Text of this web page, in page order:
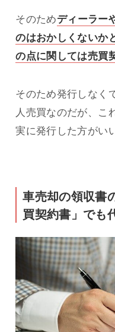
そのためディーラー
のはおかしくないか
の点に関しては売買
そのため発行しなく
人売買なのだが、こ
実に発行した方がい
車売却の領収書
買契約書」でも